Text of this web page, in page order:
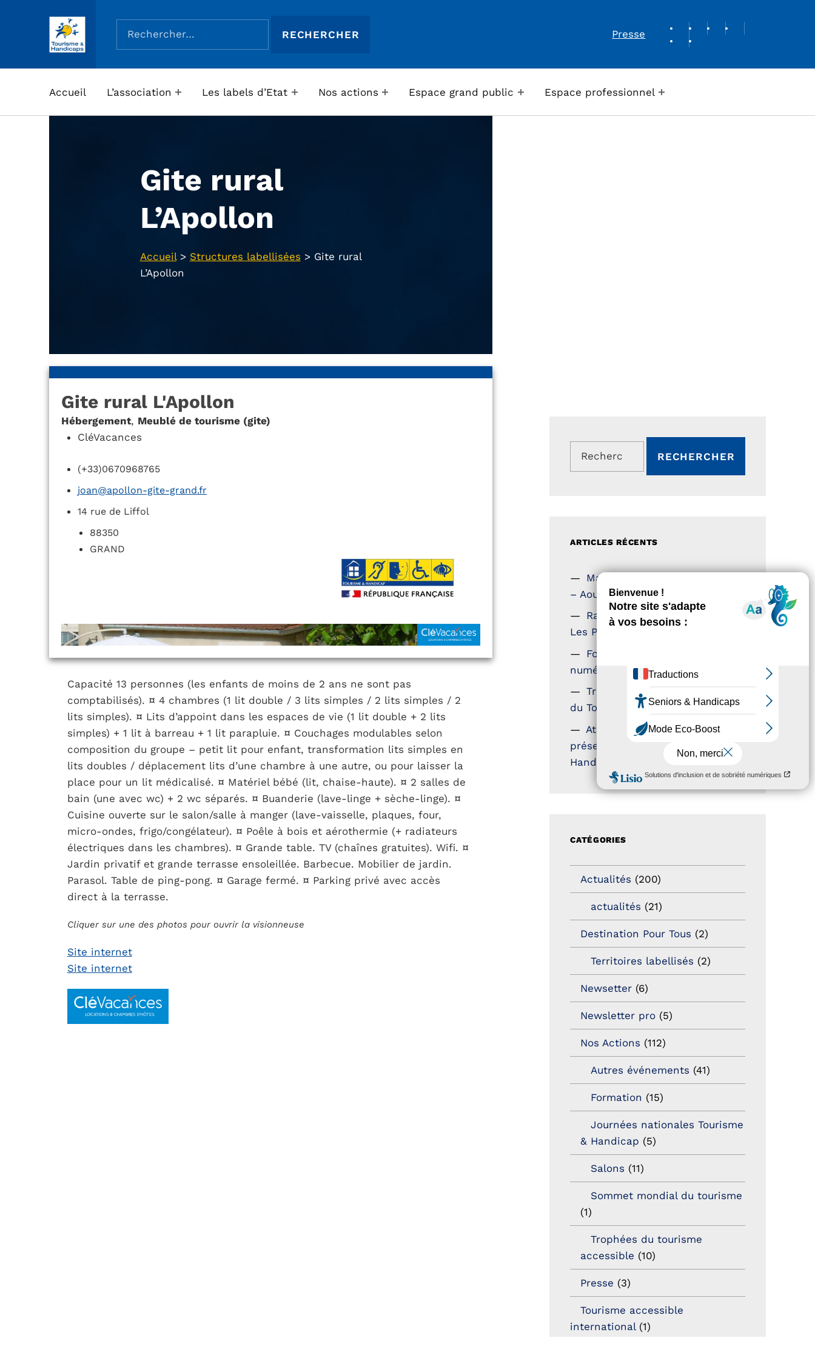
ASSOCIATION TOURISME ET HANDICAPS
Rechercher :
Presse
REVUE DE PRESSE
Accueil L’association Les labels d’Etat Nos actions Espace grand public Espace professionnel
Gite rural
L’Apollon
Accueil> Structures labellisées > Gite rural
L’Apollon
Gite rural L'Apollon
Hébergement, Meublé de tourisme (gite)
CléVacances
(+33)0670968765
joan@apollon-gite-grand.fr
14 rue de Liffol
88350
GRAND
Capacité 13 personnes (les enfants de moins de 2 ans ne sont pas
comptabilisés). ¤ 4 chambres (1 lit double / 3 lits simples / 2 lits simples / 2
lits simples). ¤ Lits d’appoint dans les espaces de vie (1 lit double + 2 lits
simples) + 1 lit à barreau + 1 lit parapluie. ¤ Couchages modulables selon
composition du groupe – petit lit pour enfant, transformation lits simples en
lits doubles / déplacement lits d’une chambre à une autre, ou pour laisser la
place pour un lit médicalisé. ¤ Matériel bébé (lit, chaise-haute). ¤ 2 salles de
bain (une avec wc) + 2 wc séparés. ¤ Buanderie (lave-linge + sèche-linge). ¤
Cuisine ouverte sur le salon/salle à manger (lave-vaisselle, plaques, four,
micro-ondes, frigo/congélateur). ¤ Poêle à bois et aérothermie (+ radiateurs
électriques dans les chambres). ¤ Grande table. TV (chaînes gratuites). Wifi. ¤
Jardin privatif et grande terrasse ensoleillée. Barbecue. Mobilier de jardin.
Parasol. Table de ping-pong. ¤ Garage fermé. ¤ Parking privé avec accès
direct à la terrasse.
Cliquer sur une des photos pour ouvrir la visionneuse
Site internet
Site internet
Rechercher :
ARTICLES RÉCENTS
Magazine Tourisme Accessible
– Aout 2026
Rallye Aicha des Gazelles –
Les Petillantes
Formation Communication
numérique
Trophées Horizons – Acteurs
du Tourisme Durable
Atout France – flyer
présentation label Tourisme &
Handicap
CATÉGORIES
Actualités (200)
actualités (21)
Destination Pour Tous (2)
Territoires labellisés (2)
Newsetter (6)
Newsletter pro (5)
Nos Actions (112)
Autres événements (41)
Formation (15)
Journées nationales Tourisme
& Handicap (5)
Salons (11)
Sommet mondial du tourisme
(1)
Trophées du tourisme
accessible (10)
Presse (3)
Tourisme accessible
international(1)